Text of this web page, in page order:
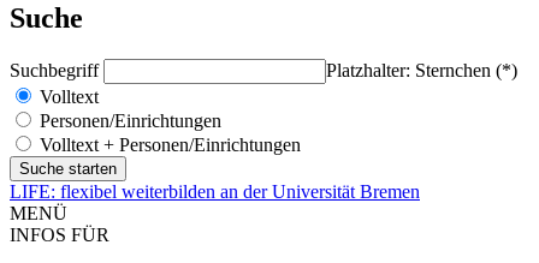
Suche
Suchbegriff
Platzhalter: Sternchen (*)
Volltext
Personen/Einrichtungen
Volltext + Personen/Einrichtungen
LIFE: flexibel weiterbilden an der Universität Bremen
MENÜ
INFOS FÜR